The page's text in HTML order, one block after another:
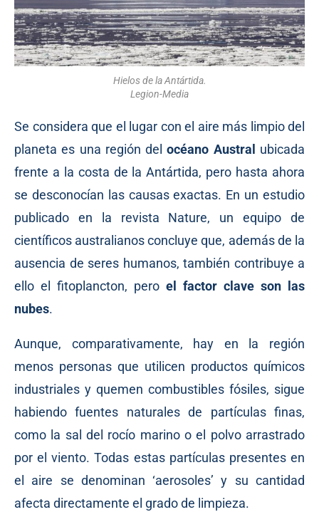
Hielos de la Antártida.
Legion-Media
Se considera que el lugar con el aire más limpio del
planeta es una región delocéano Austral
ubicada
frente a la costa de la Antártida, pero hasta ahora
se desconocían las causas exactas. En un estudio
publicado en la revista Nature, un equipo de
científicos australianos concluye que, además de la
ausencia de seres humanos, también contribuye a
ello el fitoplancton, pero el factor clave son las
nubes.
Aunque, comparativamente, hay en la región
menos personas que utilicen productos químicos
industriales y quemen combustibles fósiles, sigue
habiendo fuentes naturales de partículas finas,
como la sal del rocío marino o el polvo arrastrado
por el viento. Todas estas partículas presentes en
el aire se denominan ‘aerosoles’ y su cantidad
afecta directamente el grado de limpieza.